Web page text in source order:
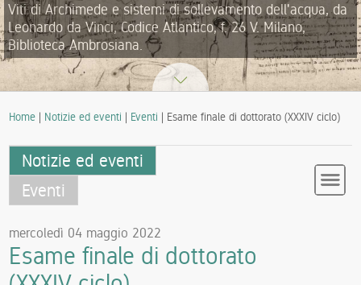
Viti di Archimede e sistemi di sollevamento dell'acqua, da
Leonardo da Vinci, Codice Atlantico, f. 26 V. Milano,
Biblioteca Ambrosiana.
Home | Notizie ed eventi | Eventi | Esame finale di dottorato (XXXIV ciclo)
Notizie ed eventi
Eventi
mercoledì 04 maggio 2022
Esame finale di dottorato